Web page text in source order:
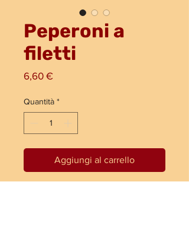
Peperoni a
filetti
6,60 €
Quantità *
Aggiungi al carrello